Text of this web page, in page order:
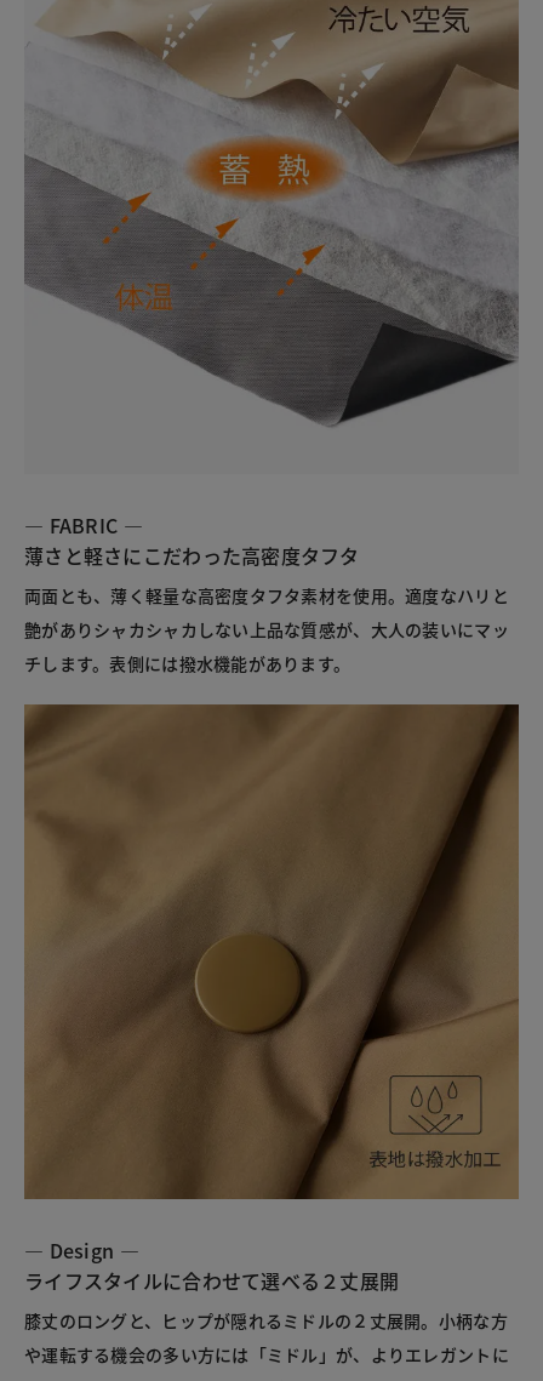
― FABRIC ―
薄さと軽さにこだわった高密度タフタ
両面とも、薄く軽量な高密度タフタ素材を使用。適度なハリと
艶がありシャカシャカしない上品な質感が、大人の装いにマッ
チします。表側には撥水機能があります。
― Design ―
ライフスタイルに合わせて選べる２丈展開
膝丈のロングと、ヒップが隠れるミドルの２丈展開。小柄な方
や運転する機会の多い方には「ミドル」が、よりエレガントに